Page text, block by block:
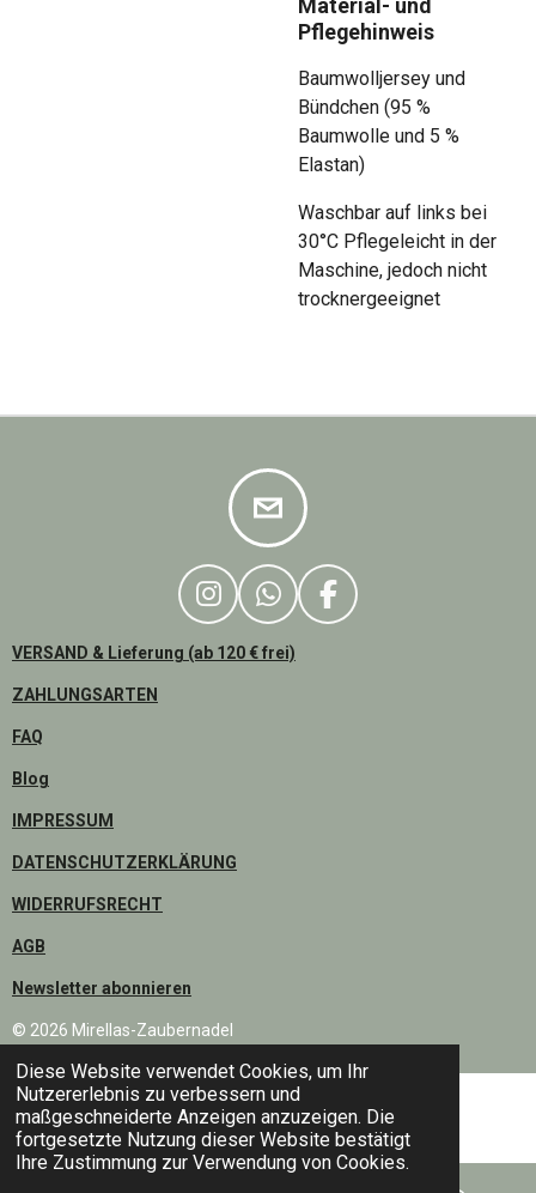
Diese Website verwendet Cookies, um Ihr
Nutzererlebnis zu verbessern und
maßgeschneiderte Anzeigen anzuzeigen. Die
fortgesetzte Nutzung dieser Website bestätigt
Ihre Zustimmung zur Verwendung von Cookies.
Material- und
Pflegehinweis
Baumwolljersey und
Bündchen (95 %
Baumwolle und 5 %
Elastan)
Waschbar auf links bei
30°C Pflegeleicht in der
Maschine, jedoch nicht
trocknergeeignet
I
S
W
A
F
VERSAND & Lieferung (ab 120 € frei)
ZAHLUNGSARTEN
FAQ
Blog
IMPRESSUM
DATENSCHUTZERKLÄRUNG
WIDERRUFSRECHT
AGB
Newsletter abonnieren
© 2026 Mirellas-Zaubernadel